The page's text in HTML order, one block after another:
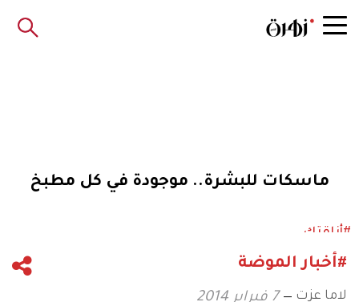
ماسكات للبشرة.. موجودة في كل مطبخ
#أناقتك
#أخبار الموضة
لاما عزت 7 فبراير 2014